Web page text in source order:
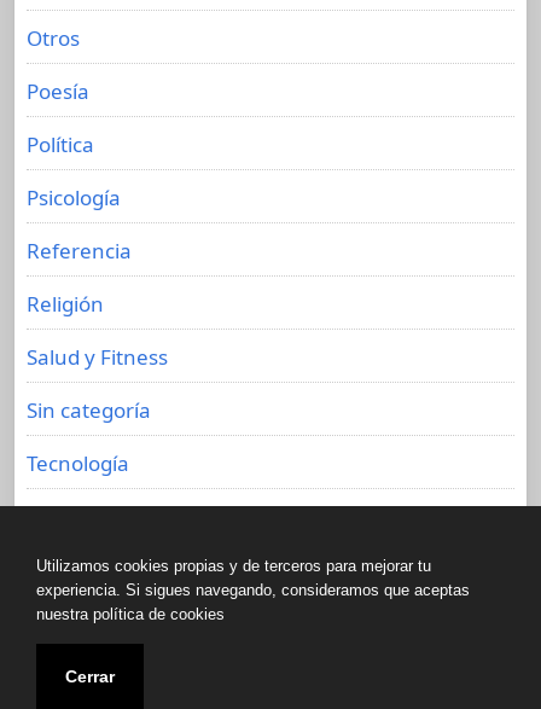
Otros
Poesía
Política
Psicología
Referencia
Religión
Salud y Fitness
Sin categoría
Tecnología
Copyright © All rights reserved.
Utilizamos cookies propias y de terceros para mejorar tu
experiencia. Si sigues navegando, consideramos que aceptas
nuestra política de cookies
Cerrar